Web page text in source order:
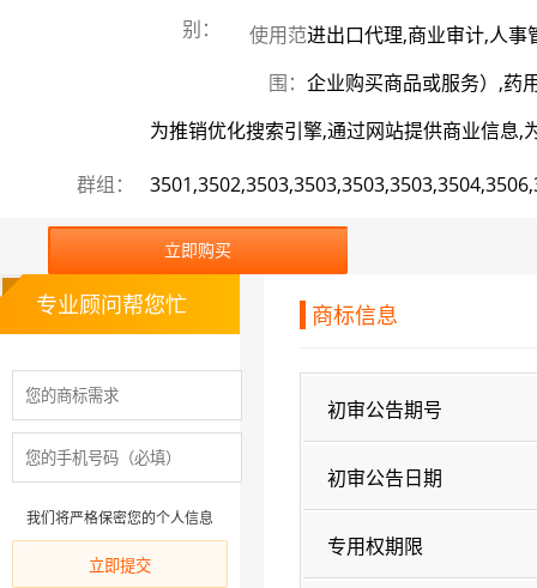
别：
使用范
围：
进出口代理,商业审计,人
企业购买商品或服务）,药
为推销优化搜索引擎,通过网站提供商业信息,
群组：
立即购买
商标信息
初审公告期号
初审公告日期
专用权期限
专业顾问帮您忙
我们将严格保密您的个人信息